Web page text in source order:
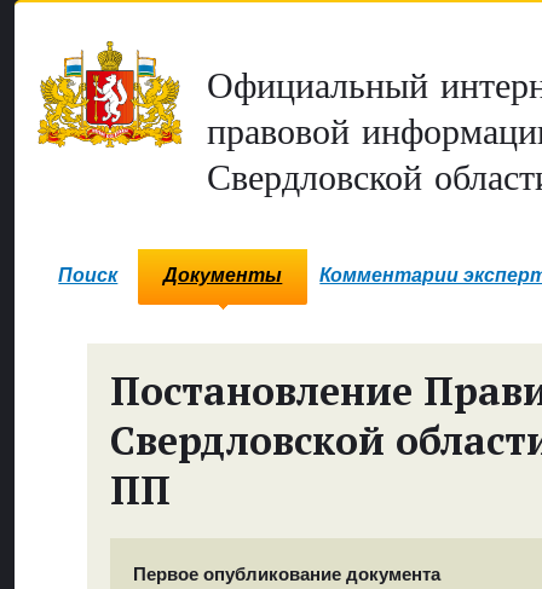
Официальный
правовой
Свердловской
Поиск Документы Комментарии
Постановление
Свердловской
ПП
Первое опубликование документа